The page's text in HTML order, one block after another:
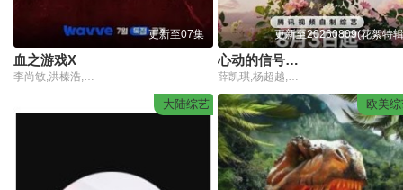
更新至07集
血之游戏X
李尚敏,洪榛浩,박지민,곽범,서출구,하승진
更新至20260809(花絮特
心动的信号第九季
薛凯琪,杨超越,代旭,杜海涛,张纯烨
大陆综艺 欧美